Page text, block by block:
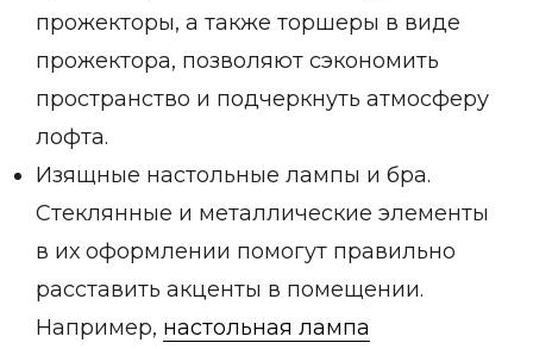
прожекторы, а также торшеры в виде
прожектора, позволяют сэкономить
пространство и подчеркнуть атмосферу
лофта.
Изящные настольные лампы и бра.
Стеклянные и металлические элементы
в их оформлении помогут правильно
расставить акценты в помещении.
Например, настольная лампа